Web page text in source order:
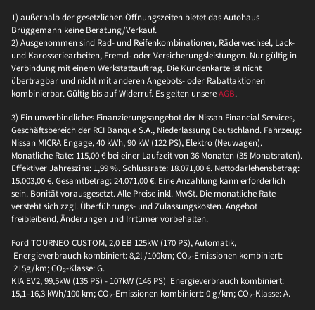
1) außerhalb der gesetzlichen Öffnungszeiten bietet das Autohaus
Brüggemann keine Beratung/Verkauf.
2) Ausgenommen sind Rad- und Reifenkombinationen, Räderwechsel, Lack-
und Karosseriearbeiten, Fremd- oder Versicherungsleistungen. Nur gültig in
Verbindung mit einem Werkstattauftrag. Die Kundenkarte ist nicht
übertragbar und nicht mit anderen Angebots- oder Rabattaktionen
kombinierbar. Gültig bis auf Widerruf. Es gelten unsereAGB.
3) Ein unverbindliches Finanzierungsangebot der Nissan Financial Services,
Geschäftsbereich der RCI Banque S.A., Niederlassung Deutschland. Fahrzeug:
Nissan MICRA Engage, 40 kWh, 90 kW (122 PS), Elektro (Neuwagen).
Monatliche Rate: 115,00 € bei einer Laufzeit von 36 Monaten (35 Monatsraten).
Effektiver Jahreszins: 1,99 %. Schlussrate: 18.071,00 €. Nettodarlehensbetrag:
15.003,00 €. Gesamtbetrag: 24.071,00 €. Eine Anzahlung kann erforderlich
sein. Bonität vorausgesetzt. Alle Preise inkl. MwSt. Die monatliche Rate
versteht sich zzgl. Überführungs- und Zulassungskosten. Angebot
freibleibend, Änderungen und Irrtümer vorbehalten.
Ford TOURNEO CUSTOM, 2,0 EB 125kW (170 PS), Automatik,
Energieverbrauch kombiniert: 8,2l /100km; CO₂-Emissionen kombiniert:
215g/km; CO₂-Klasse: G.
KIA EV2, 99,5kW (135 PS) - 107kW (146 PS) Energieverbrauch kombiniert:
15,1–16,3 kWh/100 km; CO₂-Emissionen kombiniert: 0 g/km; CO₂-Klasse: A.